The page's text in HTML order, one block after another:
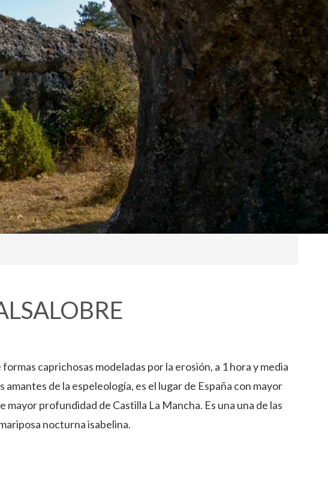
caprichosas modeladas por la erosión, a 1 hora y media
de la espeleología, es el lugar de España con mayor
mayor profundidad de Castilla La Mancha. Es una una de las
nocturna isabelina.